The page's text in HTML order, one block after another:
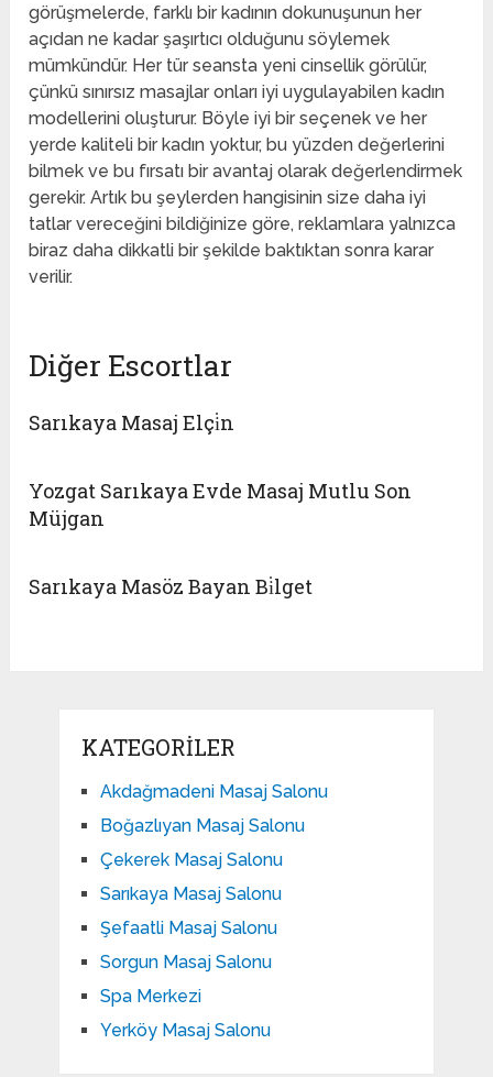
görüşmelerde, farklı bir kadının dokunuşunun her
açıdan ne kadar şaşırtıcı olduğunu söylemek
mümkündür. Her tür seansta yeni cinsellik görülür,
çünkü sınırsız masajlar onları iyi uygulayabilen kadın
modellerini oluşturur. Böyle iyi bir seçenek ve her
yerde kaliteli bir kadın yoktur, bu yüzden değerlerini
bilmek ve bu fırsatı bir avantaj olarak değerlendirmek
gerekir. Artık bu şeylerden hangisinin size daha iyi
tatlar vereceğini bildiğinize göre, reklamlara yalnızca
biraz daha dikkatli bir şekilde baktıktan sonra karar
verilir.
Diğer Escortlar
Sarıkaya Masaj Elçi̇n
Yozgat Sarıkaya Evde Masaj Mutlu Son
Müjgan
Sarıkaya Masöz Bayan Bi̇lget
KATEGORILER
Akdağmadeni Masaj Salonu
Boğazlıyan Masaj Salonu
Çekerek Masaj Salonu
Sarıkaya Masaj Salonu
Şefaatli Masaj Salonu
Sorgun Masaj Salonu
Spa Merkezi
Yerköy Masaj Salonu